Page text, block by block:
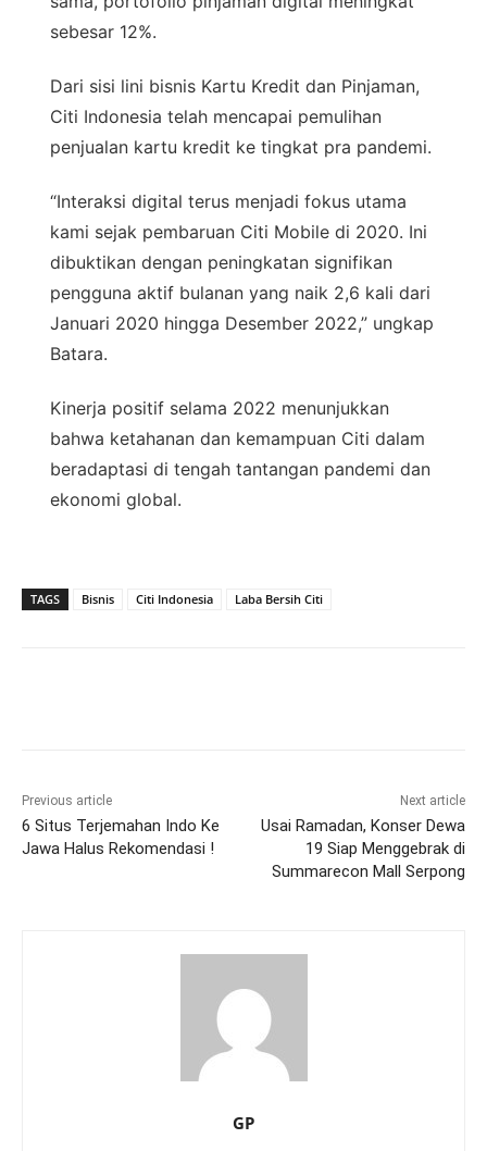
sebesar 12%.
Dari sisi lini bisnis Kartu Kredit dan Pinjaman,
Citi Indonesia telah mencapai pemulihan
penjualan kartu kredit ke tingkat pra pandemi.
“Interaksi digital terus menjadi fokus utama
kami sejak pembaruan Citi Mobile di 2020. Ini
dibuktikan dengan peningkatan signifikan
pengguna aktif bulanan yang naik 2,6 kali dari
Januari 2020 hingga Desember 2022,” ungkap
Batara.
Kinerja positif selama 2022 menunjukkan
bahwa ketahanan dan kemampuan Citi dalam
beradaptasi di tengah tantangan pandemi dan
ekonomi global.
TAGS Bisnis Citi Indonesia Laba Bersih Citi
Previous article
6 Situs Terjemahan Indo Ke
Jawa Halus Rekomendasi !
Next article
Usai Ramadan, Konser Dewa
19 Siap Menggebrak di
Summarecon Mall Serpong
GP